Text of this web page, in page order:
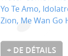
Yo Te Amo,
Zion, Me Wan Go
+ DE DÉTAILS